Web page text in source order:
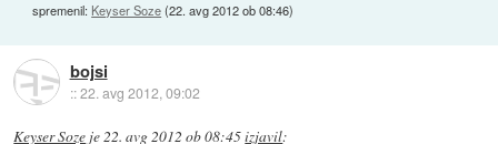
spremenil: Keyser Soze(22. avg 2012 ob 08:46)
bojsi
::22. avg 2012, 09:02
Keyser Soze je22. avg 2012 ob 08:45izjavil: